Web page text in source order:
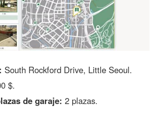
South Rockford Drive, Little Seoul.
$.
de garaje: 2 plazas.